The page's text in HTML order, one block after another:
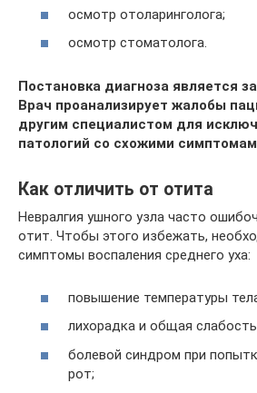
осмотр отоларинголога;
осмотр стоматолога.
Постановка диагноза является
Врач проанализирует жалобы
другим специалистом для
патологий со схожими
Как отличить от отита
Невралгия ушного узла часто
отит. Чтобы этого избежать,
симптомы воспаления среднего уха:
повышение температуры
лихорадка и общая
болевой синдром при
рот;